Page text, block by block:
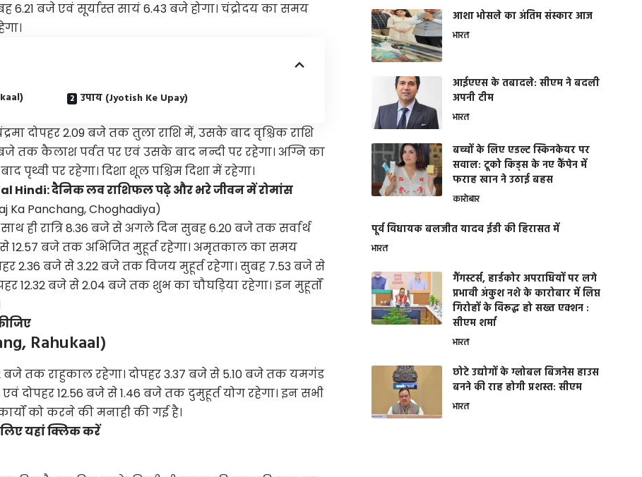
6.21 बजे एवं सूर्यास्त सायं 6.43 बजे होगा। चंद्रोदय का समय
उपाय (Jyotish Ke Upay)
दोपहर 2.09 बजे तक तुला राशि में, उसके बाद वृश्चिक राशि
बजे तक कैलाश पर्वत पर एवं उसके बाद नन्दी पर रहेगा। अग्नि का
पृथ्वी पर रहेगा। दिशा शूल पश्चिम दिशा में रहेगा।
Hindi: दैनिक लव राशिफल पढ़े और भरे जीवन में रोमांस
Ka Panchang, Choghadiya)
ही रात्रि 8.36 बजे से अगले दिन सुबह 6.20 बजे तक सर्वार्थ
से 12.57 बजे तक अभिजित मुहूर्त रहेगा। अमृतकाल का समय
2.36 बजे से 3.22 बजे तक विजय मुहूर्त रहेगा। सुबह 7.53 बजे से
12.32 बजे से 2.04 बजे तक शुभ का चौघड़िया रहेगा। इन मुहूर्तों
Rahukaal)
बजे तक राहुकाल रहेगा। दोपहर 3.37 बजे से 5.10 बजे तक यमगंड
दोपहर 12.56 बजे से 1.46 बजे तक दुमुहूर्त योग रहेगा। इन सभी
को करने की मनाही की गई है।
यहां क्लिक करें
आशा भोसले का अंतिम संस्कार आज
भारत
आईएएस के तबादले: सीएम ने बदली
अपनी टीम
भारत
बच्चों के लिए एडल्ट स्किनकेयर पर
सवाल: टूको किड्स के नए कैंपेन में
फराह खान ने उठाई बहस
कारोबार
पूर्व विधायक बलजीत यादव ईडी की हिरासत में
भारत
गैंगस्टर्स, हार्डकोर अपराधियों पर लगे
प्रभावी अंकुश नशे के कारोबार में लिप्त
गिरोहों के विरूद्ध हो सख्त एक्शन :
सीएम शर्मा
भारत
छोटे उद्योगों के ग्लोबल बिजनेस हाउस
बनने की राह होगी प्रशस्त: सीएम
भारत